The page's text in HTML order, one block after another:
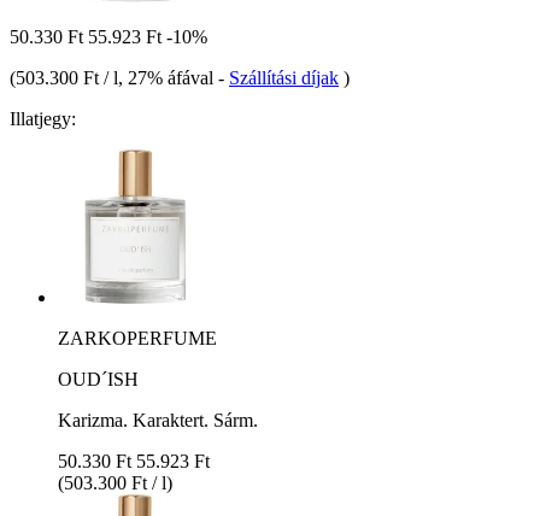
50.330 Ft 55.923 Ft -10%
(503.300 Ft / l, 27% áfával - Szállítási díjak )
Illatjegy:
ZARKOPERFUME
OUD´ISH
Karizma. Karaktert. Sárm.
50.330 Ft 55.923 Ft
(503.300 Ft / l)